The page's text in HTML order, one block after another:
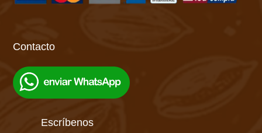
Contacto
Escríbenos